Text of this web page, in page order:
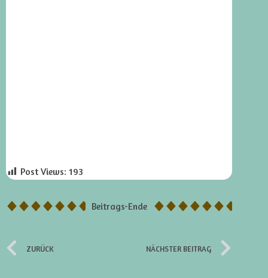
Post Views: 193
Beitrags-Ende
ZURÜCK NÄCHSTER BEITRAG